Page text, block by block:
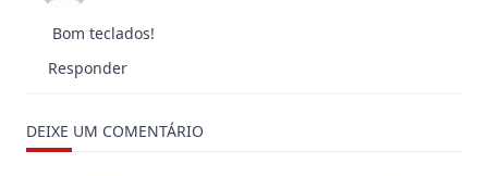
Bom teclados!
Responder
DEIXE UM COMENTÁRIO